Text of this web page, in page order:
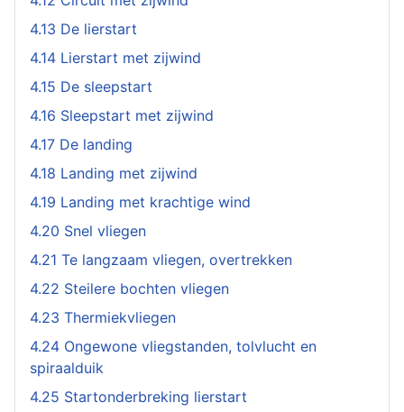
4.13 De lierstart
4.14 Lierstart met zijwind
4.15 De sleepstart
4.16 Sleepstart met zijwind
4.17 De landing
4.18 Landing met zijwind
4.19 Landing met krachtige wind
4.20 Snel vliegen
4.21 Te langzaam vliegen, overtrekken
4.22 Steilere bochten vliegen
4.23 Thermiekvliegen
4.24 Ongewone vliegstanden, tolvlucht en
spiraalduik
4.25 Startonderbreking lierstart